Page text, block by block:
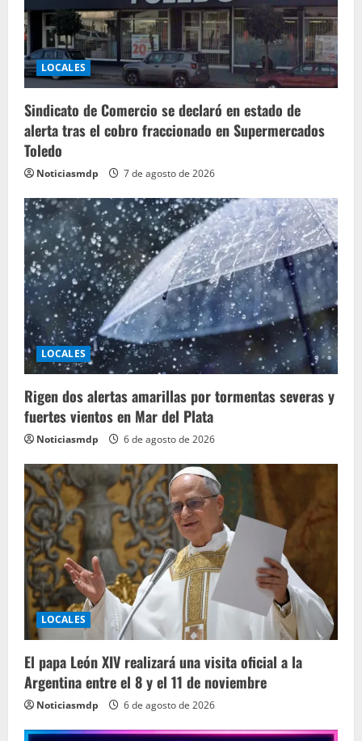
LOCALES
Sindicato de Comercio se declaró en estado de
alerta tras el cobro fraccionado en Supermercados
Toledo
Noticiasmdp 7 de agosto de 2026
LOCALES
Rigen dos alertas amarillas por tormentas severas y
fuertes vientos en Mar del Plata
Noticiasmdp 6 de agosto de 2026
LOCALES
El papa León XIV realizará una visita oficial a la
Argentina entre el 8 y el 11 de noviembre
Noticiasmdp 6 de agosto de 2026